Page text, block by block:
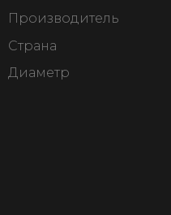
Производитель
Страна
Диаметр